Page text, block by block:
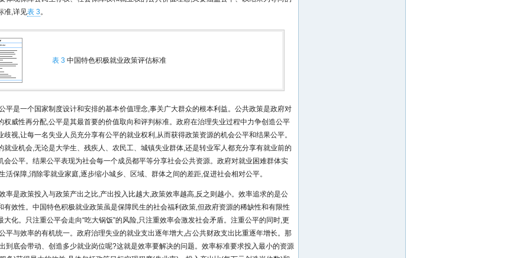
准,详见表 3。
表 3 中国特色积极就业政策评估标准
平是一个国家制度设计和安排的基本价值理念,事关广大群众的根本利益。公共政策是政府对
权威性再分配,公平是其最首要的价值取向和评判标准。政府在治理失业过程中力争创造公平
歧视,让每一名失业人员充分享有公平的就业权利,从而获得政策资源的机会公平和结果公平。
就业机会,无论是大学生、残疾人、农民工、城镇失业群体,还是转业军人都充分享有就业前的
会公平。结果公平表现为社会每一个成员都平等分享社会公共资源。政府对就业困难群体实
活保障,消除零就业家庭,逐步缩小城乡、区域、群体之间的差距,促进社会相对公平。
率是政策投入与政策产出之比,产出投入比越大,政策效率越高,反之则越小。效率追求的是公
有效性。中国特色积极就业政策虽是保障民生的社会福利政策,但政府资源的稀缺性和有限性
大化。只注重公平会走向“吃大锅饭”的风险,只注重效率会激发社会矛盾。注重公平的同时,更
平与效率的有机统一。政府治理失业的就业支出逐年增大,占公共财政支出比重逐年增长。那
到底会带动、创造多少就业岗位呢?这就是效率要解决的问题。效率标准要求投入最小的资源